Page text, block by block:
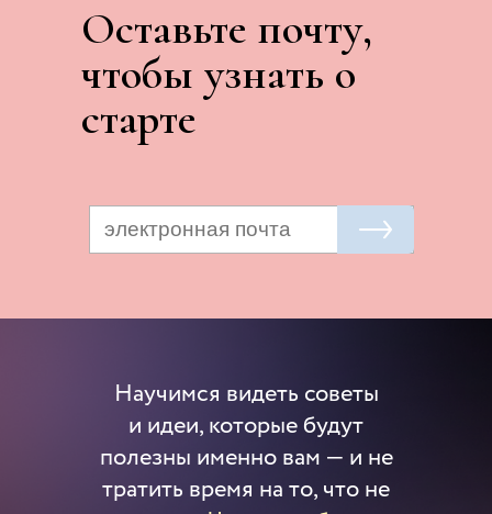
Оставьте почту,
чтобы узнать о
старте
Научимся видеть советы
и идеи, которые будут
полезны именно вам — и не
тратить время на то, что не